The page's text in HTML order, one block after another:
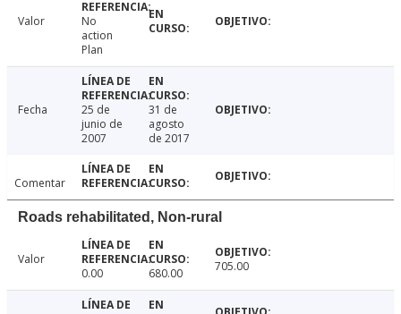
Valor
No
action
Plan
Fecha
25 de
junio de
2007
31 de
agosto
de 2017
Comentar
Roads rehabilitated, Non-rural
Valor
0.00
680.00 705.00